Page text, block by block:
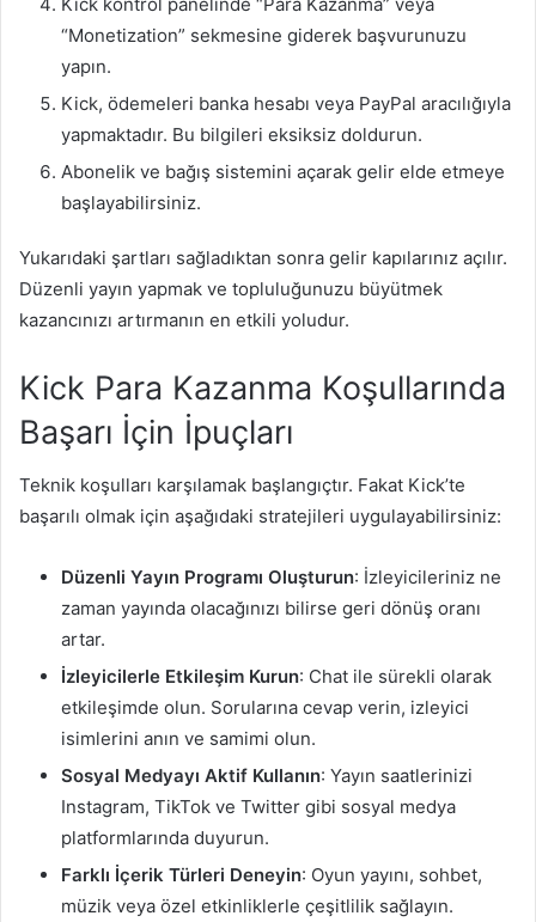
“Monetization” sekmesine giderek başvurunuzu
yapın.
Kick, ödemeleri banka hesabı veya PayPal aracılığıyla
yapmaktadır. Bu bilgileri eksiksiz doldurun.
Abonelik ve bağış sistemini açarak gelir elde etmeye
başlayabilirsiniz.
Yukarıdaki şartları sağladıktan sonra gelir kapılarınız açılır.
Düzenli yayın yapmak ve topluluğunuzu büyütmek
kazancınızı artırmanın en etkili yoludur.
Kick Para Kazanma Koşullarında
Başarı İçin İpuçları
Teknik koşulları karşılamak başlangıçtır. Fakat Kick’te
başarılı olmak için aşağıdaki stratejileri uygulayabilirsiniz:
Düzenli Yayın Programı Oluşturun: İzleyicileriniz ne
zaman yayında olacağınızı bilirse geri dönüş oranı
artar.
İzleyicilerle Etkileşim Kurun: Chat ile sürekli olarak
etkileşimde olun. Sorularına cevap verin, izleyici
isimlerini anın ve samimi olun.
Sosyal Medyayı Aktif Kullanın: Yayın saatlerinizi
Instagram, TikTok ve Twitter gibi sosyal medya
platformlarında duyurun.
Farklı İçerik Türleri Deneyin: Oyun yayını, sohbet,
müzik veya özel etkinliklerle çeşitlilik sağlayın.